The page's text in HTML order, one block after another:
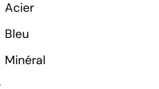
Acier
Bleu
Minéral